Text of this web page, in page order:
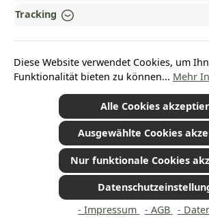
*Alle Preise inkl. gesetzl. Mehrwertsteuer zzgl.
Nachnahmegebühren, wenn nicht anders
© 2026 Plamundo GmbH - Alle Rechte vorbehalten.
Tracking
Diese Website verwendet Cookies, um
Funktionalität bieten zu können... Mehr
Alle Cookies
Ausgewählte Cookies
Nur funktionale Cookies
- Impressum
- AGB -